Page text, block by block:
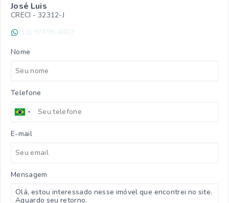
José Luis
CRECI - 32312-J
(11) 97495-4403
Nome
Telefone
E-mail
Mensagem